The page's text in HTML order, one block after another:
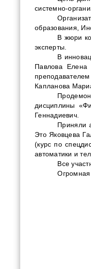
системно-
образования,
В жюри
эксперты.
В
Павлова Елена
Капланова
дисциплины
Геннадиевич.
Приняли
Это Яковцева
(курс по
автоматики и
Все
Огромная